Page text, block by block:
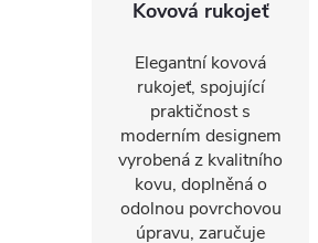
Kovová rukojeť
Elegantní kovová
rukojeť, spojující
praktičnost s
moderním designem
vyrobená z kvalitního
kovu, doplněná o
odolnou povrchovou
úpravu, zaručuje